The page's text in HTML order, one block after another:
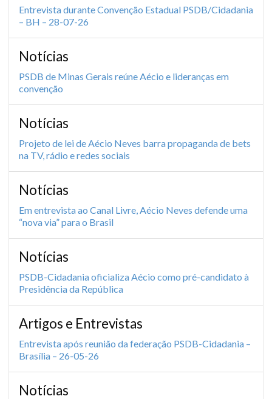
Entrevista durante Convenção Estadual PSDB/Cidadania
– BH – 28-07-26
Notícias
PSDB de Minas Gerais reúne Aécio e lideranças em
convenção
Notícias
Projeto de lei de Aécio Neves barra propaganda de bets
na TV, rádio e redes sociais
Notícias
Em entrevista ao Canal Livre, Aécio Neves defende uma
“nova via” para o Brasil
Notícias
PSDB-Cidadania oficializa Aécio como pré-candidato à
Presidência da República
Artigos e Entrevistas
Entrevista após reunião da federação PSDB-Cidadania –
Brasília – 26-05-26
Notícias